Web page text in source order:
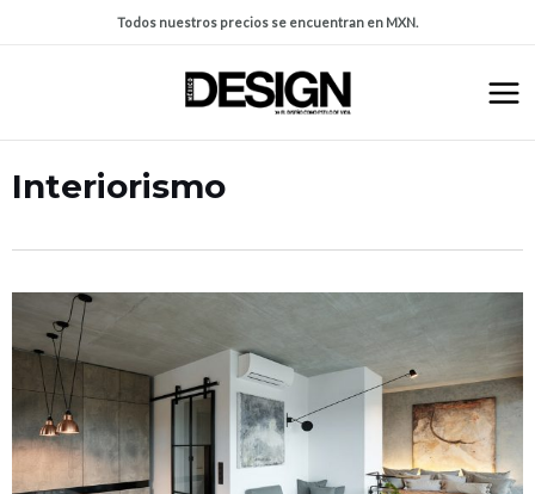
Todos nuestros precios se encuentran en MXN.
Interiorismo